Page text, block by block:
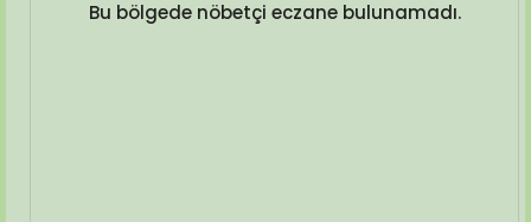
Bu bölgede nöbetçi eczane bulunamadı.